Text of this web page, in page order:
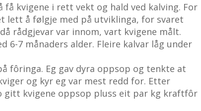
kvigene i rett vekt og hald ved kalving. For
lett å følgje med på utviklinga, for svaret
rådgjevar var innom, vart kvigene målt.
6-7 månaders alder. Fleire kalvar låg under
fôringa. Eg gav dyra oppsop og tenkte at
og kyr eg var mest redd for. Etter
gitt kvigene oppsop pluss eit par kg kraftfôr